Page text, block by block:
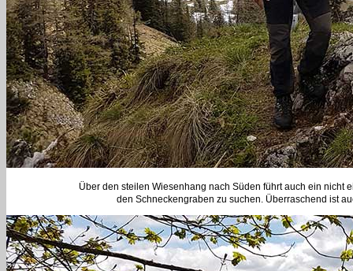
Über den steilen Wiesenhang nach Süden führt auch ein nicht
den Schneckengraben zu suchen. Überraschend ist